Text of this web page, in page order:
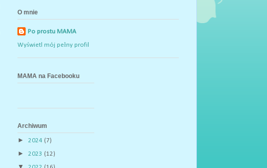
O mnie
Po prostu MAMA
Wyświetl mój pełny profil
MAMA na Facebooku
Archiwum
► 2024 (7)
► 2023 (12)